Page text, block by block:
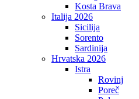
Kosta Brava
Italija 2026
Sicilija
Sorento
Sardinija
Hrvatska 2026
Istra
Rovinj
Poreč